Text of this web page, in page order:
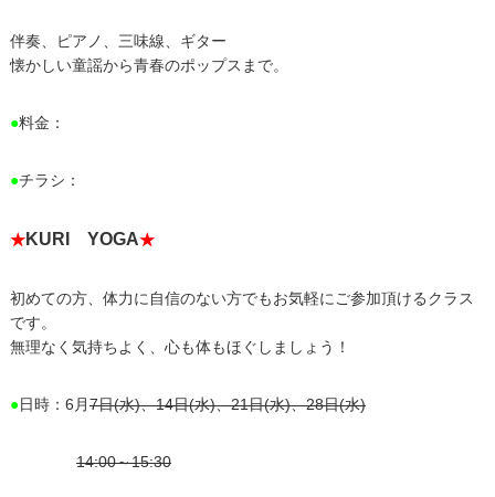
伴奏、ピアノ、三味線、ギター
懐かしい童謡から青春のポップスまで。
●料金：
●チラシ：
★KURI YOGA★
初めての方、体力に自信のない方でもお気軽にご参加頂けるクラス
です。
無理なく気持ちよく、心も体もほぐしましょう！
●日時：6月7日(水)、14日(水)、21日(水)、28日(水)
14:00～15:30